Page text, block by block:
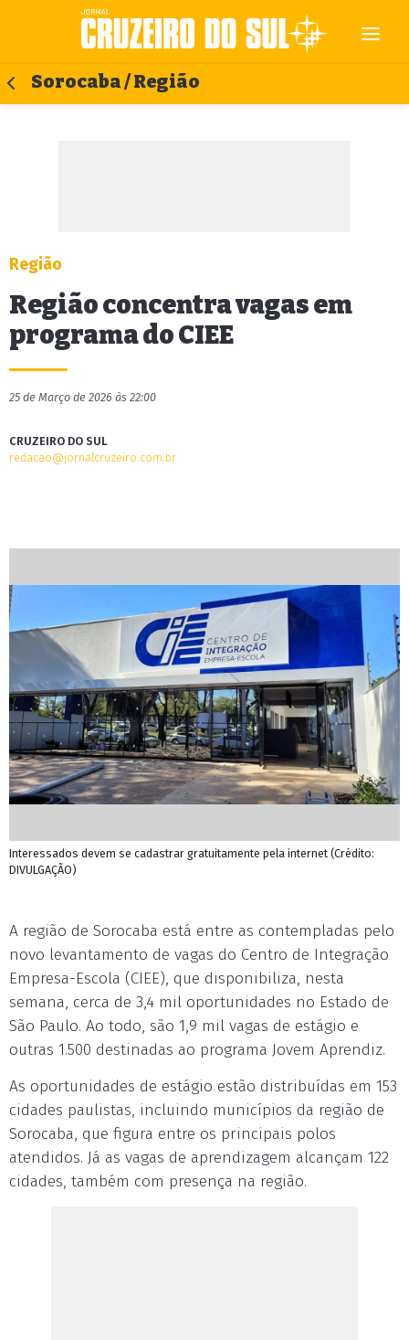
Sorocaba / Região
Região
Região concentra vagas em
programa do CIEE
25 de Março de 2026 às 22:00
CRUZEIRO DO SUL
redacao@jornalcruzeiro.com.br
Interessados devem se cadastrar gratuitamente pela internet (Crédito:
DIVULGAÇÃO)
A região de Sorocaba está entre as contempladas pelo
novo levantamento de vagas do Centro de Integração
Empresa-Escola (CIEE), que disponibiliza, nesta
semana, cerca de 3,4 mil oportunidades no Estado de
São Paulo. Ao todo, são 1,9 mil vagas de estágio e
outras 1.500 destinadas ao programa Jovem Aprendiz.
As oportunidades de estágio estão distribuídas em 153
cidades paulistas, incluindo municípios da região de
Sorocaba, que figura entre os principais polos
atendidos. Já as vagas de aprendizagem alcançam 122
cidades, também com presença na região.